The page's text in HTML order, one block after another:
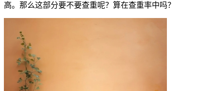
高。那么这部分要不要查重呢？算在查重率中吗？